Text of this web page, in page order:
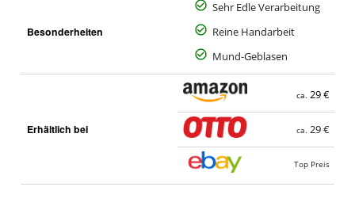
Besonderheiten
Sehr Edle Verarbeitung
Reine Handarbeit
Mund-Geblasen
Erhältlich bei
ca. 29 €
ca. 29 €
Top Preis